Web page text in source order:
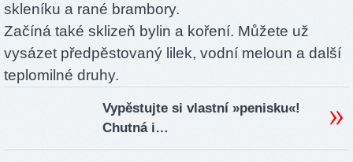
skleníku a rané brambory.
Začíná také sklizeň bylin a koření. Můžete už
vysázet předpěstovaný lilek, vodní meloun a další
teplomilné druhy.
Vypěstujte si vlastní »penisku«!
Chutná i…